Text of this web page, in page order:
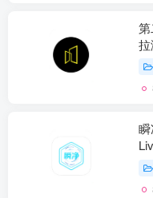
瞬